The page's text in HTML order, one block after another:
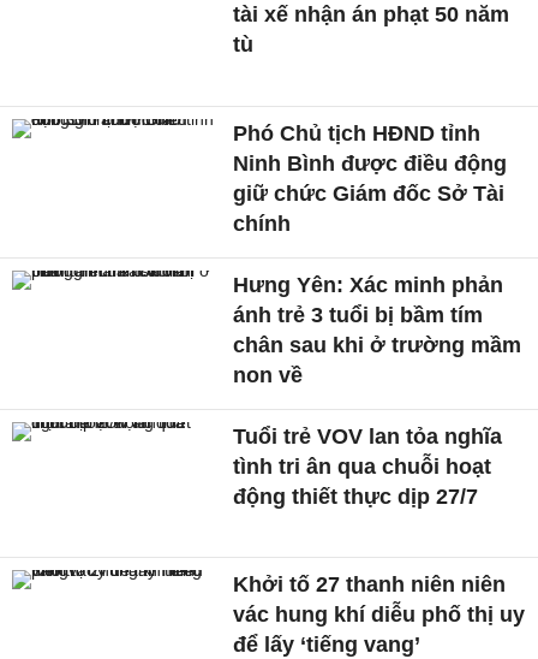
tài xế nhận án phạt 50 năm
tù
Phó Chủ tịch HĐND tỉnh
Ninh Bình được điều động
giữ chức Giám đốc Sở Tài
chính
Hưng Yên: Xác minh phản
ánh trẻ 3 tuổi bị bầm tím
chân sau khi ở trường mầm
non về
Tuổi trẻ VOV lan tỏa nghĩa
tình tri ân qua chuỗi hoạt
động thiết thực dịp 27/7
Khởi tố 27 thanh niên niên
vác hung khí diễu phố thị uy
để lấy ‘tiếng vang’